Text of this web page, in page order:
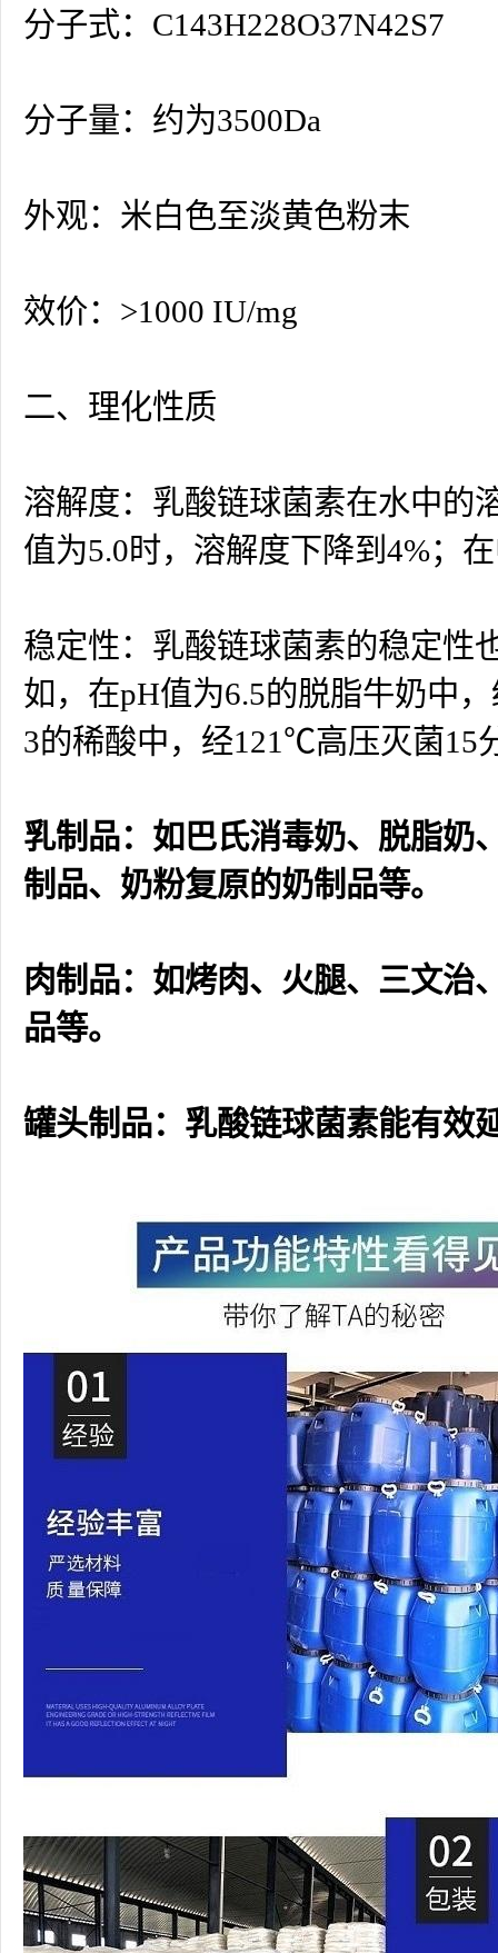
分子式：C143H228O37N42S7
分子量：约为3500Da
外观：米白色至淡黄色粉末
效价：>1000 IU/mg
二、理化性质
溶解度：乳酸链球菌素在水中的
值为5.0时，溶解度下降到4%；
稳定性：乳酸链球菌素的稳定性
如，在pH值为6.5的脱脂牛奶中
3的稀酸中，经121℃高压灭菌15
乳制品：如巴氏消毒奶、脱脂奶
制品、奶粉复原的奶制品等。
肉制品：如烤肉、火腿、三文治
品等。
罐头制品：乳酸链球菌素能有效